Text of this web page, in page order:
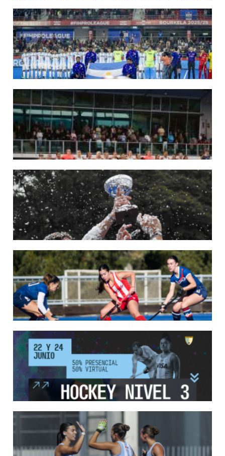
09/07/2026
MUNDIAL 2026: LAS LEONAS CONVOCADAS POR FERNANDO F...
Del 15 al 30 de agosto disputarán el Mundial 2026 en Países Bajos y Bélgica.
LEER MÁS
29/05/2026
LOS LEONES CONVOCADOS PARA LA VENTANA EUROPEA DE P...
En junio, el seleccionado nacional disputará las últimas dos ventanas de Pro
League 2025-26 en Inglaterra y Alemania.
LEER MÁS
22/05/2026
LAS LEONAS CONVOCADAS PARA LA VENTANA EUROPEA DE P...
En junio, el seleccionado nacional disputará las últimas dos ventanas de Pro
League 2025-26 en Bélgica e Inglaterra.
18/05/2026
SE DEFINIERON LOS CAMPEONES DE LA PRIMERA FASE DE ...
Del 13 al 17 de mayo se llevó a cabo el torneo que reúne a los mejores clubes del
país.
LEER MÁS
13/05/2026
EN MARCHA LA PRIMERA FASE DE LA SUPERLIGA DE HOCKE...
Del 13 al 17 de mayo los mejores clubes del país se enfrentan durante 5 días en
todo el territorio nacional
LEER MÁS
12/05/2026
INSCRIPCIONES ABIERTAS AL CURSO DE TÉCNICO NACIONA...
Del 11 al 15 de mayo se realizará el período de pre-inscripción.